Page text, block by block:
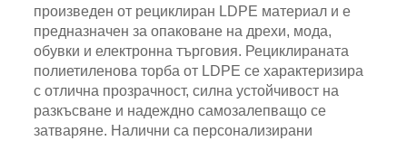
произведен от рециклиран LDPE материал и е
предназначен за опаковане на дрехи, мода,
обувки и електронна търговия. Рециклираната
полиетиленова торба от LDPE се характеризира
с отлична прозрачност, силна устойчивост на
разкъсване и надеждно самозалепващо се
затваряне. Налични са персонализирани